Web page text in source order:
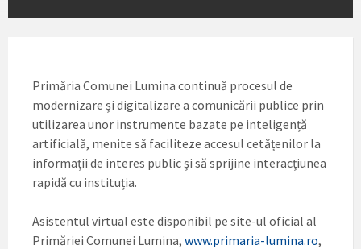
Primăria Comunei Lumina continuă procesul de
modernizare și digitalizare a comunicării publice prin
utilizarea unor instrumente bazate pe inteligență
artificială, menite să faciliteze accesul cetățenilor la
informații de interes public și să sprijine interacțiunea
rapidă cu instituția.
Asistentul virtual este disponibil pe site-ul oficial al
Primăriei Comunei Lumina, www.primaria-lumina.ro,